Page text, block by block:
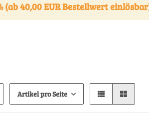
(ab 40,00 EUR Bestellwert
Artikel pro Seite